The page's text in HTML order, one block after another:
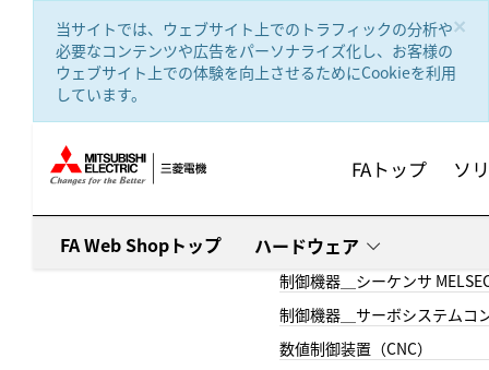
×
当サイトでは、ウェブサイト上でのトラフィックの分析や
必要なコンテンツや広告をパーソナライズ化し、お客様の
ウェブサイト上での体験を向上させるためにCookieを利用
しています。
FAトップ ソ
FA Web Shopトップ ハードウェア
制御機器＿シーケンサ
制御機器＿サーボシステムコ
数値制御装置（CNC）